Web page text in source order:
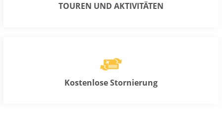
TOUREN UND AKTIVITÄTEN
Kostenlose Stornierung